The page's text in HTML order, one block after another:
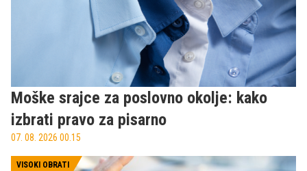
Moške srajce za poslovno okolje: kako
izbrati pravo za pisarno
07. 08. 2026 00.15
VISOKI OBRATI